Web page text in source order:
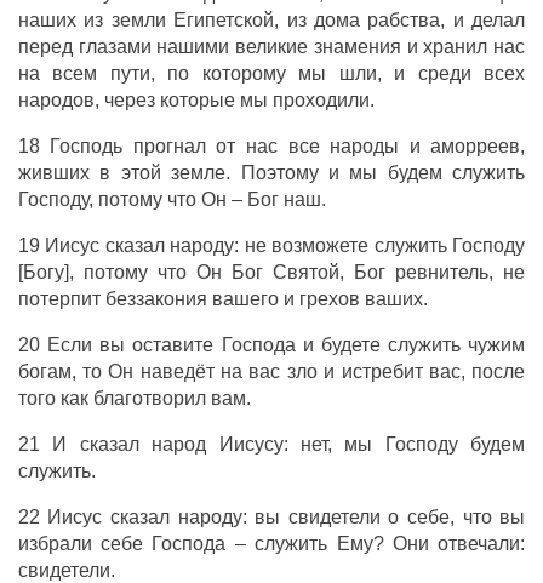
наших из земли Египетской, из дома рабства, и делал
перед глазами нашими великие знамения и хранил нас
на всем пути, по которому мы шли, и среди всех
народов, через которые мы проходили.
18 Господь прогнал от нас все народы и аморреев,
живших в этой земле. Поэтому и мы будем служить
Господу, потому что Он – Бог наш.
19 Иисус сказал народу: не возможете служить Господу
[Богу], потому что Он Бог Святой, Бог ревнитель, не
потерпит беззакония вашего и грехов ваших.
20 Если вы оставите Господа и будете служить чужим
богам, то Он наведёт на вас зло и истребит вас, после
того как благотворил вам.
21 И сказал народ Иисусу: нет, мы Господу будем
служить.
22 Иисус сказал народу: вы свидетели о себе, что вы
избрали себе Господа – служить Ему? Они отвечали:
свидетели.